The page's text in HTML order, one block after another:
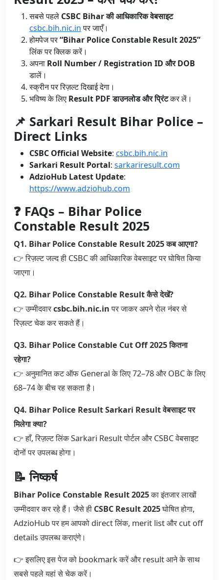
सबसे पहले CSBC Bihar की आधिकारिक वेबसाइट
csbc.bih.nic.inपर जाएँ।
होमपेज पर“Bihar Police Constable Result 2025”
लिंक पर क्लिक करें।
अपना Roll Number / Registration ID और DOB
डालें।
स्क्रीन पर रिज़ल्ट दिखाई देगा।
भविष्य के लिए Result PDF डाउनलोड और प्रिंटकर लें।
📌 Sarkari Result Bihar Police –
Direct Links
CSBC Official Website: csbc.bih.nic.in
Sarkari Result Portal: sarkariresult.com
AdzioHub Latest Update:
https://www.adziohub.com
❓ FAQs – Bihar Police
Constable Result 2025
Q1. Bihar Police Constable Result 2025 कब आएगा?
👉 रिज़ल्ट जल्द ही CSBC की आधिकारिक वेबसाइट पर घोषित किया
जाएगा।
Q2. Bihar Police Constable Result कैसे देखें?
👉 उम्मीदवारcsbc.bih.nic.inपर जाकर अपने रोल नंबर से
रिज़ल्ट चेक कर सकते हैं।
Q3. Bihar Police Constable Cut Off 2025 कितना
रहेगा?
👉 अनुमानित कट ऑफ General के लिए 72–78 और OBC के लिए
68–74 के बीच रह सकता है।
Q4. Bihar Police Result Sarkari Result वेबसाइट पर
मिलेगा क्या?
👉 हाँ, रिज़ल्ट लिंक Sarkari Result पोर्टल और CSBC वेबसाइट
दोनों पर उपलब्ध होगा।
📝 निष्कर्ष
Bihar Police Constable Result 2025का इंतजार लाखों
उम्मीदवार कर रहे हैं। जैसे ही CSBC Result 2025घोषित होगा,
AdzioHub पर हम आपको direct लिंक, merit list और cut off
details उपलब्ध कराएंगे।
👉 इसलिए इस पेज को bookmark करें और result आने के साथ
सबसे पहले यहां से चेक करें।